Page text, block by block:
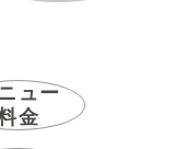
ュー
金